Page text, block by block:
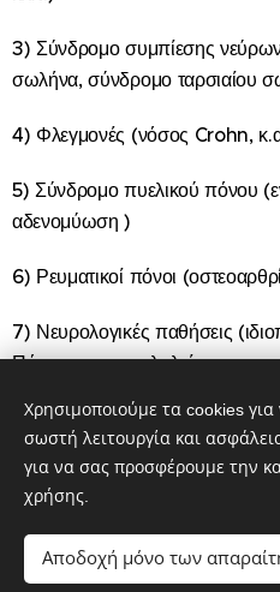
3) Σύνδρομο συμπίεσης
σωλήνα, σύνδρομο ταρσιαίου
4) Φλεγμονές (νόσος Crohn,
5) Σύνδρομο πυελικού πόνου
αδενομύωση )
6) Ρευματικοί πόνοι
7) Νευρολογικές παθήσεις
Πάρκινσον, κεφαλαλγίες,
8) Αντιμετώπιση φλεγμονών
αιτιολογίες (ιός της γρίπης,
Δημιουργία
Χρησιμοποιούμε τα cookies
σωστή λειτουργία και
για να σας προσφέρουμε την
χρήσης.
Αποδοχή μόνο των